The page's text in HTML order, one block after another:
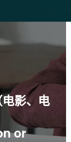
影、电
or